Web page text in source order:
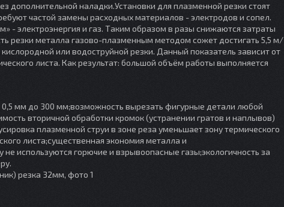
наладки.Установки для плазменной резки стоят
частой замены расходных материалов - электродов и сопел.
- электроэнергия и газ. Таким образом в разы снижаются затраты
резки металла газово-плазменным методом сожет достигать 5,5 м/
или водоструйной резки. Данный показатель зависит от
листа. Как результат: большой объём работы выполняется
мм до 300 мм;возможность вырезать фигурные детали любой
вторичной обработки кромок (устранении гратов и наплывов)
плазменной струи в зоне реза уменьшает зону термического
листа;существенная экономия металла и
используются горючие и взрывоопасные газы;экологичность за